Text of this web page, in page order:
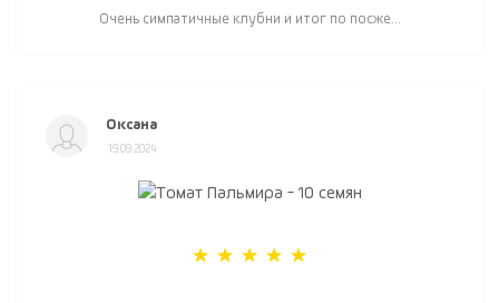
Очень симпатичные клубни и итог по посже...
Оксана
19.09.2024